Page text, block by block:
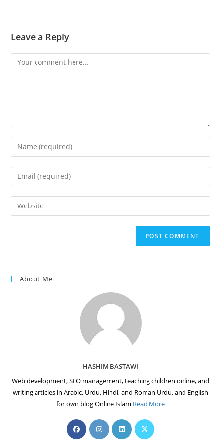
Leave a Reply
Comment
Enter
your
name
comment
Enter
your
email
address
Enter
your
About Me
HASHIM BASTAWI
Web development, SEO management, teaching children online, and
writing articles in Arabic, Urdu, Hindi, and Roman Urdu, and English
for own blog Online Islam Read More
Opens
in
Opens
in
Opens
in
Opens